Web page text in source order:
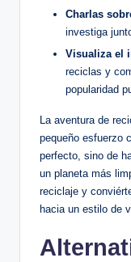
Charlas
investiga
Visualiza el
reciclas y
popularidad
La aventura de
pequeño esfuerzo
perfecto, sino de
un planeta más
reciclaje y
hacia un estilo de